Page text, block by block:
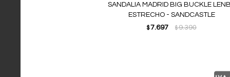
SANDALIA MADRID BIG BUCKLE
ESTRECHO - SANDCASTLE
$7.697 $9.390